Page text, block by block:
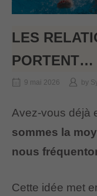
LES
PORTENT…
9 mai 2026 by
Avez-vous déjà
sommes la
nous
Cette idée met